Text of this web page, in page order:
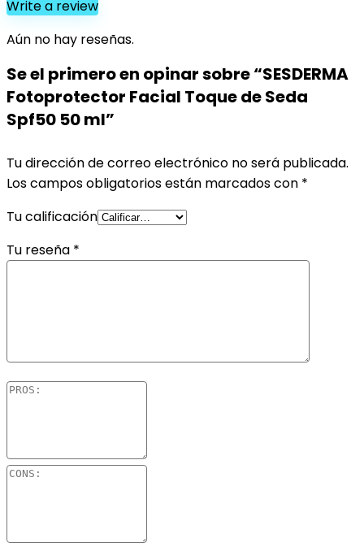
Write a review
Aún no hay reseñas.
Se el primero en opinar sobre “SESDERMA
Fotoprotector Facial Toque de Seda
Spf50 50 ml”
Tu dirección de correo electrónico no será publicada.
Los campos obligatorios están marcados con *
Tu calificación
Tu reseña *